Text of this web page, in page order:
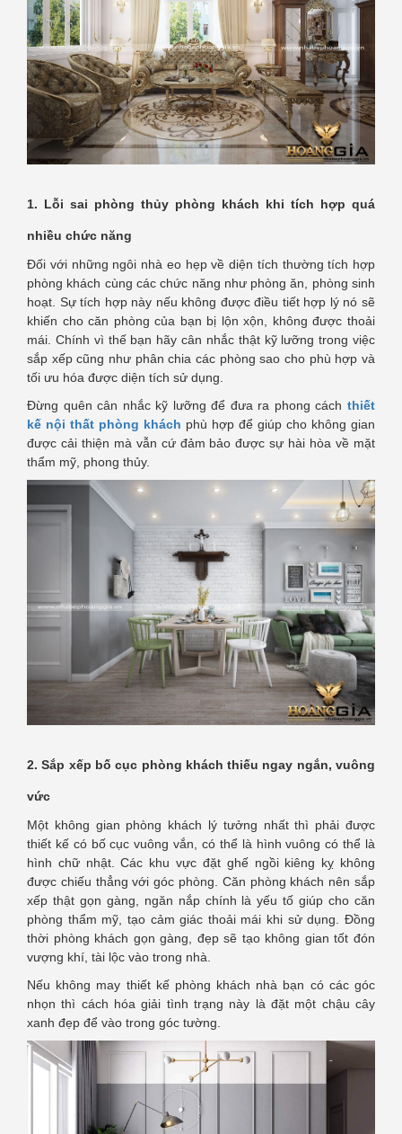
1. Lỗi sai phòng thủy phòng khách khi tích hợp quá
nhiều chức năng
Đối với những ngôi nhà eo hẹp về diện tích thường tích hợp
phòng khách cùng các chức năng như phòng ăn, phòng sinh
hoạt. Sự tích hợp này nếu không được điều tiết hợp lý nó sẽ
khiến cho căn phòng của bạn bị lộn xộn, không được thoải
mái. Chính vì thế bạn hãy cân nhắc thật kỹ lưỡng trong việc
sắp xếp cũng như phân chia các phòng sao cho phù hợp và
tối ưu hóa được diện tích sử dụng.
Đừng quên cân nhắc kỹ lưỡng để đưa ra phong cách thiết
kế nội thất phòng khách phù hợp để giúp cho không gian
được cải thiện mà vẫn cứ đảm bảo được sự hài hòa về mặt
thẩm mỹ, phong thủy.
2. Sắp xếp bố cục phòng khách thiếu ngay ngắn, vuông
vức
Một không gian phòng khách lý tưởng nhất thì phải được
thiết kế có bố cục vuông vắn, có thể là hình vuông có thể là
hình chữ nhật. Các khu vực đặt ghế ngồi kiêng kỵ không
được chiếu thẳng với góc phòng. Căn phòng khách nên sắp
xếp thật gọn gàng, ngăn nắp chính là yếu tố giúp cho căn
phòng thẩm mỹ, tạo cảm giác thoải mái khi sử dụng. Đồng
thời phòng khách gọn gàng, đẹp sẽ tạo không gian tốt đón
vượng khí, tài lộc vào trong nhà.
Nếu không may thiết kế phòng khách nhà bạn có các góc
nhọn thì cách hóa giải tình trạng này là đặt một chậu cây
xanh đẹp để vào trong góc tường.